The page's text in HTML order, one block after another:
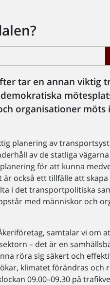
tar en annan viktig
organisationer möts
planering av
av de statliga
för att kunna
också ett tillfälle att
i det transportpolitiska
med människor och
samtalar vi om
– det är en
röra sig säkert och
klimatet förändras och
09.00–09.30 på